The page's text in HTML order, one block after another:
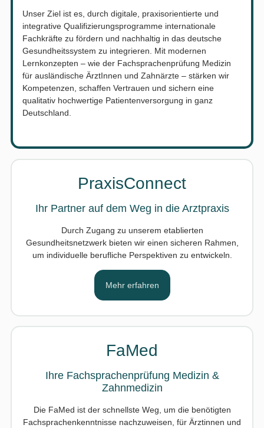
Unser Ziel ist es, durch digitale, praxisorientierte und
integrative Qualifizierungsprogramme internationale
Fachkräfte zu fördern und nachhaltig in das deutsche
Gesundheitssystem zu integrieren. Mit modernen
Lernkonzepten – wie der Fachsprachenprüfung Medizin
für ausländische ÄrztInnen und Zahnärzte – stärken wir
Kompetenzen, schaffen Vertrauen und sichern eine
qualitativ hochwertige Patientenversorgung in ganz
Deutschland.
PraxisConnect
Ihr Partner auf dem Weg in die Arztpraxis
Durch Zugang zu unserem etablierten
Gesundheitsnetzwerk bieten wir einen sicheren Rahmen,
um individuelle berufliche Perspektiven zu entwickeln.
Mehr erfahren
FaMed
Ihre Fachsprachenprüfung Medizin &
Zahnmedizin
Die FaMed ist der schnellste Weg, um die benötigten
Fachsprachenkenntnisse nachzuweisen, für Ärztinnen und